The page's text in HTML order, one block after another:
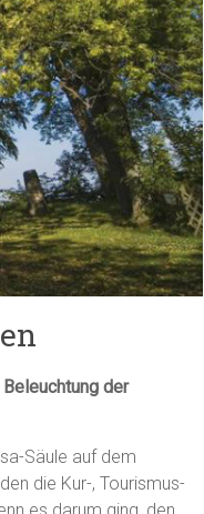
der
Säule auf dem
die Kur-, Tourismus-